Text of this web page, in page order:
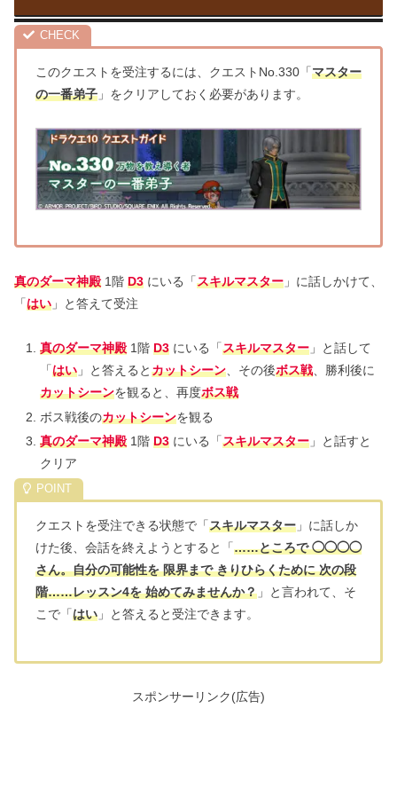
このクエストを受注するには、クエストNo.330「マスター
の一番弟子 」をクリアしておく必要があります。
真のダーマ神殿 1階 D3 にいる「スキルマスター 」に話しかけて、
「はい 」と答えて受注
真のダーマ神殿1階 D3にいる「スキルマスター」と話して
「はい」と答えるとカットシーン、その後ボス戦、勝利後に
カットシーンを観ると、再度ボス戦
ボス戦後のカットシーンを観る
真のダーマ神殿1階 D3にいる「スキルマスター」と話すと
クリア
クエストを受注できる状態で「スキルマスター 」に話しか
けた後、会話を終えようとすると「……ところで ◯◯◯◯
さん。自分の可能性を 限界まで きりひらくために 次の段
階……レッスン4を 始めてみませんか？ 」と言われて、そ
こで「はい 」と答えると受注できます。
スポンサーリンク(広告)